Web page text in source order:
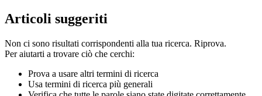
Articoli suggeriti
Non ci sono risultati corrispondenti alla tua ricerca. Riprova.
Per aiutarti a trovare ciò che cerchi:
Prova a usare altri termini di ricerca
Usa termini di ricerca più generali